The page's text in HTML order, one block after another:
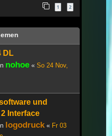
1 2
DL
nohoe « So 24 Nov,
und
Interface
logodruck« Fr 03